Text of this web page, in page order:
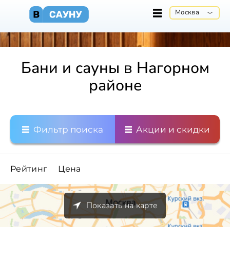
Москва
Бани и сауны в Нагорном
районе
Фильтр поиска Акции и скидки
Рейтинг Цена
Показать на карте